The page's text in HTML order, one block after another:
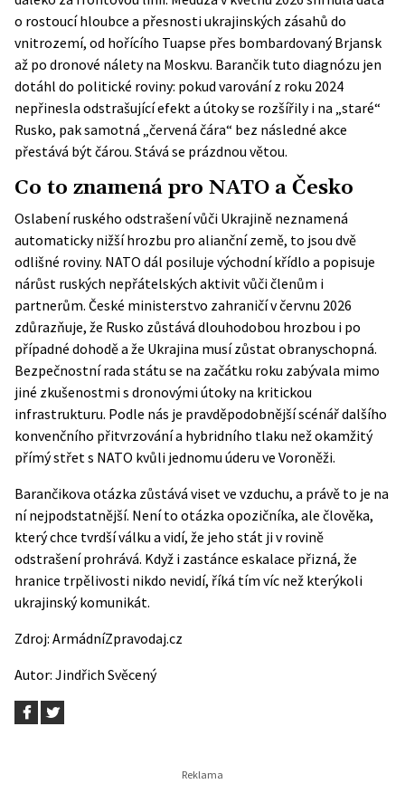
o rostoucí hloubce a přesnosti ukrajinských zásahů do
vnitrozemí, od hořícího Tuapse přes bombardovaný Brjansk
až po dronové nálety na Moskvu. Barančik tuto diagnózu jen
dotáhl do politické roviny: pokud varování z roku 2024
nepřinesla odstrašující efekt a útoky se rozšířily i na „staré“
Rusko, pak samotná „červená čára“ bez následné akce
přestává být čárou. Stává se prázdnou větou.
Co to znamená pro NATO a Česko
Oslabení ruského odstrašení vůči Ukrajině neznamená
automaticky nižší hrozbu pro alianční země, to jsou dvě
odlišné roviny. NATO dál posiluje východní křídlo a popisuje
nárůst ruských nepřátelských aktivit vůči členům i
partnerům. České ministerstvo zahraničí v červnu 2026
zdůrazňuje, že Rusko zůstává dlouhodobou hrozbou i po
případné dohodě a že Ukrajina musí zůstat obranyschopná.
Bezpečnostní rada státu se na začátku roku zabývala mimo
jiné zkušenostmi s dronovými útoky na kritickou
infrastrukturu. Podle nás je pravděpodobnější scénář dalšího
konvenčního přitvrzování a hybridního tlaku než okamžitý
přímý střet s NATO kvůli jednomu úderu ve Voroněži.
Barančikova otázka zůstává viset ve vzduchu, a právě to je na
ní nejpodstatnější. Není to otázka opozičníka, ale člověka,
který chce tvrdší válku a vidí, že jeho stát ji v rovině
odstrašení prohrává. Když i zastánce eskalace přizná, že
hranice trpělivosti nikdo nevidí, říká tím víc než kterýkoli
ukrajinský komunikát.
Zdroj: ArmádníZpravodaj.cz
Autor: Jindřich Svěcený